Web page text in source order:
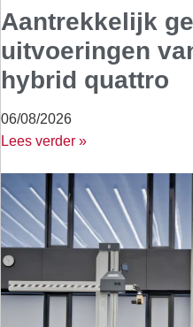
Aantrekkelijk
uitvoeringen
hybrid quattro
06/08/2026
Lees verder »